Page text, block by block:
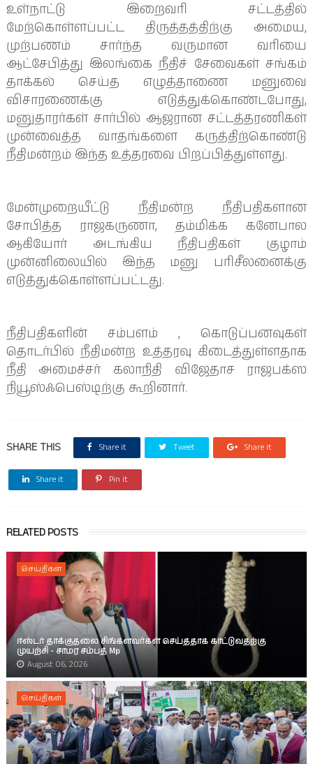
உள்நாட்டு இறைவரி சட்டத்தில்
மேற்கொள்ளப்பட்ட திருத்தத்திற்கு அமைய,
முற்பணம் சார்ந்த வருமான வரியை
ஆட்சேபித்து இலங்கை நீதிச் சேவைகள் சங்கம்
தாக்கல் செய்த எழுத்தாணை மனுவை
விசாரணைக்கு எடுத்துக்கொண்டபோது,
மனுதாரர்கள் சார்பில் ஆஜரான சட்டத்தரணிகள்
முன்வைத்த வாதங்களை கருத்திற்கொண்டு
நீதிமன்றம் இந்த உத்தரவை பிறப்பித்துள்ளது.
மேன்முறையீட்டு நீதிமன்ற நீதிபதிகளான
சோபித்த ராஜகருணா, தம்மிக்க கனேபால
ஆகியோர் அடங்கிய நீதிபதிகள் குழாம்
முன்னிலையில் இந்த மனு பரிசீலனைக்கு
எடுத்துக்கொள்ளப்பட்டது.
நீதிபதிகளின் சம்பளம் , கொடுப்பனவுகள்
தொடர்பில் நீதிமன்ற உத்தரவு கிடைத்துள்ளதாக
நீதி அமைச்சர் கலாநிதி விஜேதாச ராஜபக்ஸ
நியூஸ்ஃபெஸ்டிற்கு கூறினார்.
SHARE THIS Share it Tweet Share it
Share it Pin it
RELATED POSTS
செய்திகள்
ஈஸ்டர் தாக்குதலை சிங்களவர்கள் செய்ததாக காட்டுவதற்கு
முயற்சி - சாமர சம்பத் Mp
August 06, 2026
செய்திகள்